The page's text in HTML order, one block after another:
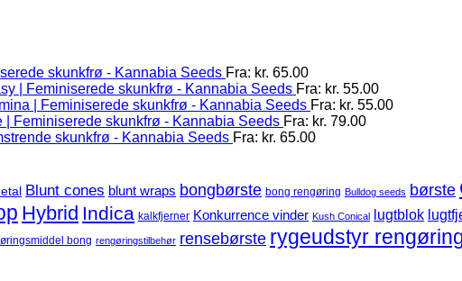
skunkfrø - Kannabia Seeds Fra: kr. 65.00
| Feminiserede skunkfrø - Kannabia Seeds Fra: kr. 55.00
| Feminiserede skunkfrø - Kannabia Seeds Fra: kr. 55.00
| Feminiserede skunkfrø - Kannabia Seeds Fra: kr. 79.00
skunkfrø - Kannabia Seeds Fra: kr. 65.00
Blunt cones blunt wraps bongbørste bong rengøring Bulldog seeds børste
Hybrid Indica kalkfjerner Konkurrence vinder Kush Conical lugtblok
bong rengøringstilbehør rensebørste rygeudstyr